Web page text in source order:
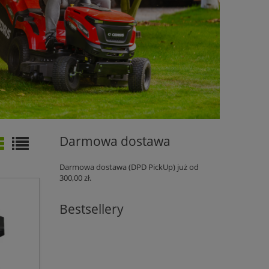
Darmowa dostawa
Darmowa dostawa (DPD PickUp) już od
300,00 zł.
Bestsellery